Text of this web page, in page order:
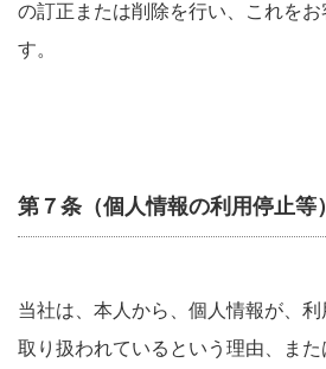
の訂正または削除を行い、これをお
す。
第７条（個人情報の利用停止等）
当社は、本人から、個人情報が、
取り扱われているという理由、ま